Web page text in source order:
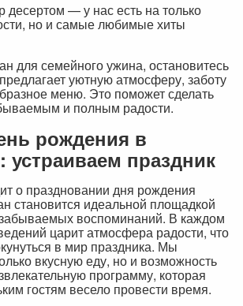
десертом — у нас есть на только
но и самые любимые хиты
для семейного ужина, остановитесь
уютную атмосферу, заботу
меню. Это поможет сделать
и полным радости.
рождения в
устраиваем праздник
о праздновании дня рождения
становится идеальной площадкой
воспоминаний. В каждом
царит атмосфера радости, что
в мир праздника. Мы
вкусную еду, но и возможность
программу, которая
гостям весело провести время.